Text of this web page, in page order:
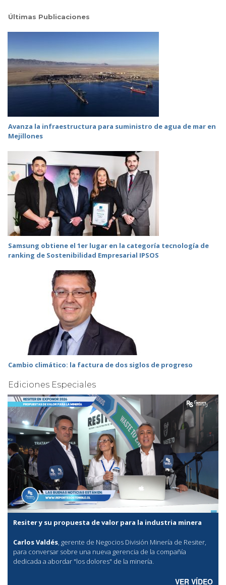
Últimas Publicaciones
Avanza la infraestructura para suministro de agua de mar en
Mejillones
Samsung obtiene el 1er lugar en la categoría tecnología de
ranking de Sostenibilidad Empresarial IPSOS
Cambio climático: la factura de dos siglos de progreso
Ediciones Especiales
Resiter y su propuesta de valor para la industria minera
Carlos Valdés, gerente de Negocios División Minería de Resiter,
para conversar sobre una nueva gerencia de la compañía
dedicada a abordar "los dolores" de la minería.
VER VÍDEO